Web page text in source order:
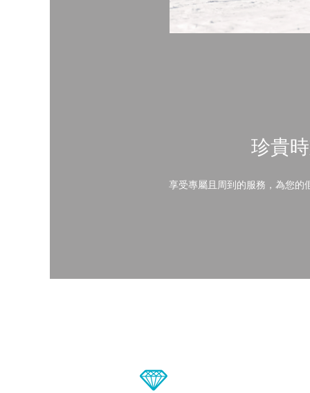
珍貴
享受專屬且周到的服務，為您的